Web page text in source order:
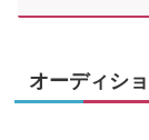
オーディシ